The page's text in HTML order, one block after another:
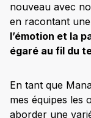
nouveau avec
en racontant
l’émotion et la
égaré au fil du
En tant que
mes équipes les
aborder une